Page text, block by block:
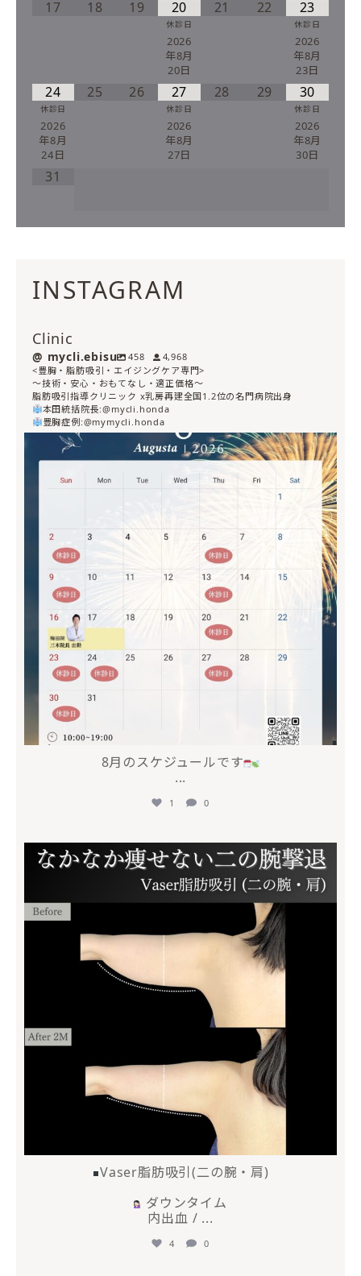
17 18 19 20
休診日
2026
年8月
20日
21 22 23
休診日
2026
年8月
23日
24
休診日
2026
年8月
24日
25 26 27
休診日
2026
年8月
27日
28 29 30
休診日
2026
年8月
30日
31
INSTAGRAM
Clinic
mycli.ebisu 458
4,968
<豊胸・脂肪吸引・エイジングケア専門>
〜技術・安心・おもてなし・適正価格〜
脂肪吸引指導クリニック x乳房再建全国1.2位の名門病院出身
本田統括院長:@mycli.honda
豊胸症例:@mymycli.honda
mycli.ebisu
7月 20
8月のスケジュールです
...
1 0
mycli.ebisu
7月 18
Vaser脂肪吸引(二の腕・肩)
ダウンタイム
内出血 / ...
4 0